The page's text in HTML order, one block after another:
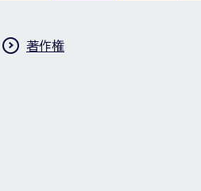
著作権